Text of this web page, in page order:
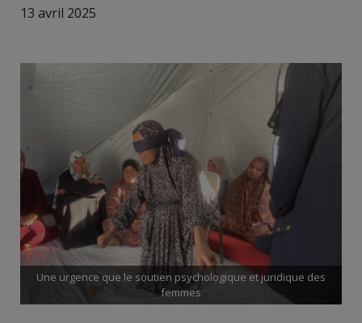
13 avril 2025
Une urgence que le soutien psychologique et juridique des
femmes